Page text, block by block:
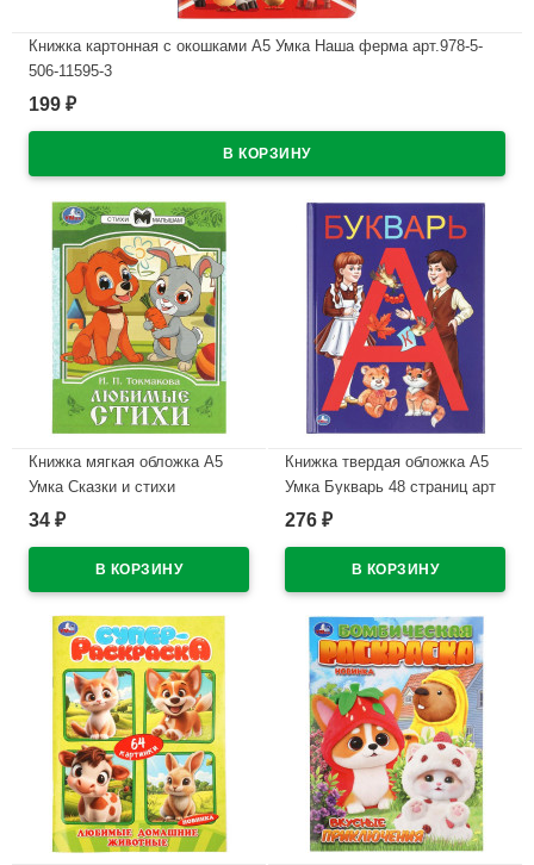
Книжка картонная с окошками А5 Умка Наша ферма арт.978-5-
506-11595-3
В наличии
199 ₽
Книжка мягкая обложка А5
Умка Сказки и стихи
малышам Токмакова арт.978-
34 ₽
Книжка твердая обложка А5
Умка Букварь 48 страниц арт
978-5-506-03754-5
276 ₽